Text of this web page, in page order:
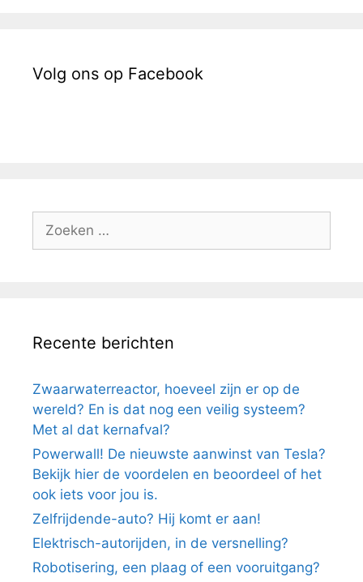
Volg ons op Facebook
Zoek
Recente berichten
Zwaarwaterreactor, hoeveel zijn er op de
wereld? En is dat nog een veilig systeem?
Met al dat kernafval?
Powerwall! De nieuwste aanwinst van Tesla?
Bekijk hier de voordelen en beoordeel of het
ook iets voor jou is.
Zelfrijdende-auto? Hij komt er aan!
Elektrisch-autorijden, in de versnelling?
Robotisering, een plaag of een vooruitgang?